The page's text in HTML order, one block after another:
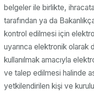
belgeler ile birlikte,
tarafından ya da
kontrol edilmesi için
uyarınca elektronik olarak
kullanılmak amacıyla
ve talep edilmesi halinde
yetkilendirilen kişi ve